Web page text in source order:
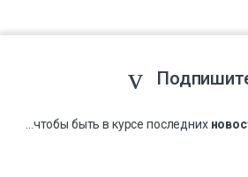
...чтобы быть в курсе последних